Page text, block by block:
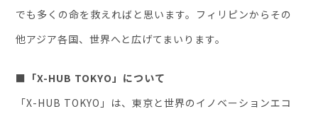
でも多くの命を救えればと思います。フィリピンからその
他アジア各国、世界へと広げてまいります。
■「X-HUB TOKYO」について
「X-HUB TOKYO」は、東京と世界のイノベーションエコ